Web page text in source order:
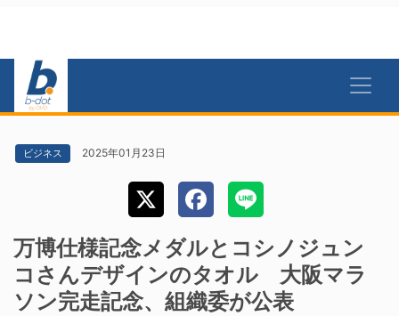
ビジネス 2025年01月23日
万博仕様記念メダルとコシノジュン
コさんデザインのタオル 大阪マラ
ソン完走記念、組織委が公表